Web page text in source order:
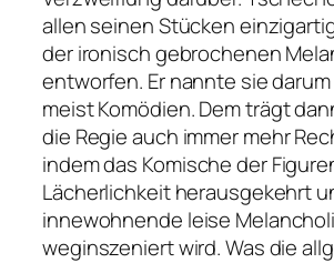
allen seinen Stücken
der ironisch gebrochenen
entworfen. Er nannte sie
meist Komödien. Dem trägt
die Regie auch immer mehr
indem das Komische der
Lächerlichkeit herausgekehrt
innewohnende leise
weginszeniert wird. Was die